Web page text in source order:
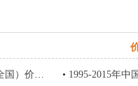
数（上年=100）菜类 • 1995-2015年中国宏观经济数据库年度数据（全